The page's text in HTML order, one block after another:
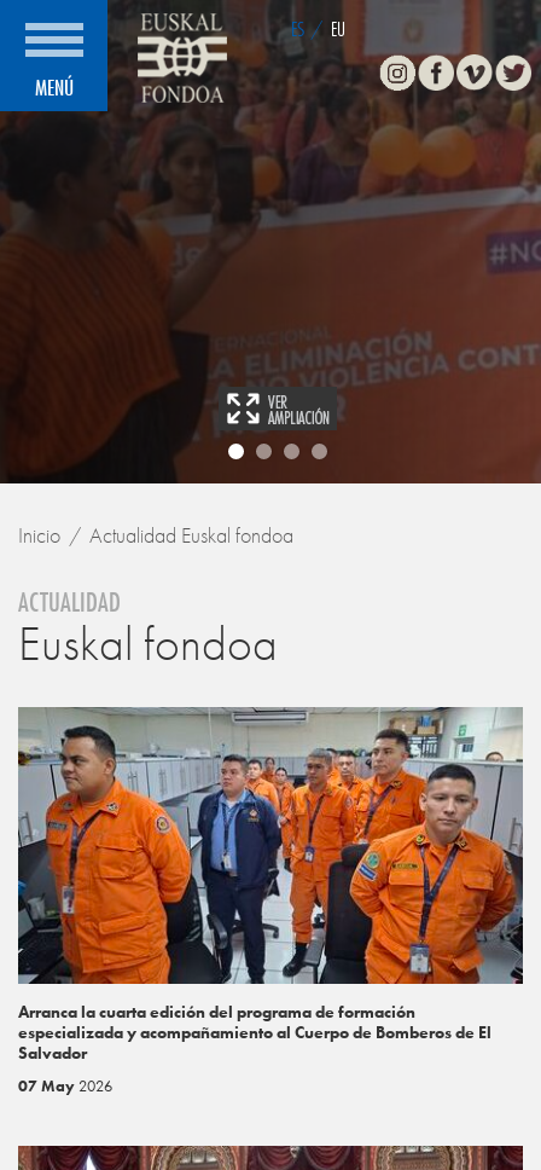
MENÚ
ES / EU
InstagramFacebook
Inicio Actualidad Euskal fondoa
ACTUALIDAD
Euskal fondoa
Arranca la cuarta edición del programa de formación
especializada y acompañamiento al Cuerpo de Bomberos de El
Salvador
07 May 2026